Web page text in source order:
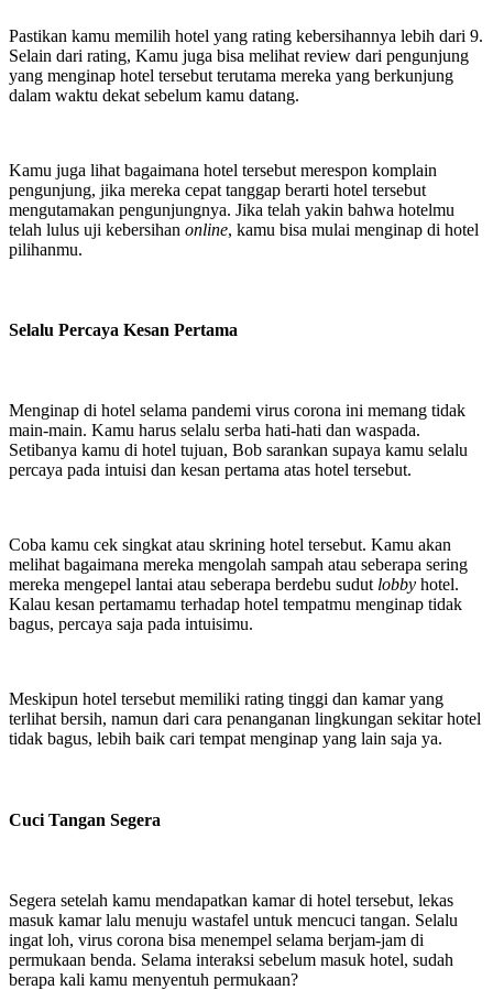
Pastikan kamu memilih hotel yang rating kebersihannya lebih dari 9.
Selain dari rating, Kamu juga bisa melihat review dari pengunjung
yang menginap hotel tersebut terutama mereka yang berkunjung
dalam waktu dekat sebelum kamu datang.
Kamu juga lihat bagaimana hotel tersebut merespon komplain
pengunjung, jika mereka cepat tanggap berarti hotel tersebut
mengutamakan pengunjungnya. Jika telah yakin bahwa hotelmu
telah lulus uji kebersihan online, kamu bisa mulai menginap di hotel
pilihanmu.
Selalu Percaya Kesan Pertama
Menginap di hotel selama pandemi virus corona ini memang tidak
main-main. Kamu harus selalu serba hati-hati dan waspada.
Setibanya kamu di hotel tujuan, Bob sarankan supaya kamu selalu
percaya pada intuisi dan kesan pertama atas hotel tersebut.
Coba kamu cek singkat atau skrining hotel tersebut. Kamu akan
melihat bagaimana mereka mengolah sampah atau seberapa sering
mereka mengepel lantai atau seberapa berdebu sudut lobby hotel.
Kalau kesan pertamamu terhadap hotel tempatmu menginap tidak
bagus, percaya saja pada intuisimu.
Meskipun hotel tersebut memiliki rating tinggi dan kamar yang
terlihat bersih, namun dari cara penanganan lingkungan sekitar hotel
tidak bagus, lebih baik cari tempat menginap yang lain saja ya.
Cuci Tangan Segera
Segera setelah kamu mendapatkan kamar di hotel tersebut, lekas
masuk kamar lalu menuju wastafel untuk mencuci tangan. Selalu
ingat loh, virus corona bisa menempel selama berjam-jam di
permukaan benda. Selama interaksi sebelum masuk hotel, sudah
berapa kali kamu menyentuh permukaan?